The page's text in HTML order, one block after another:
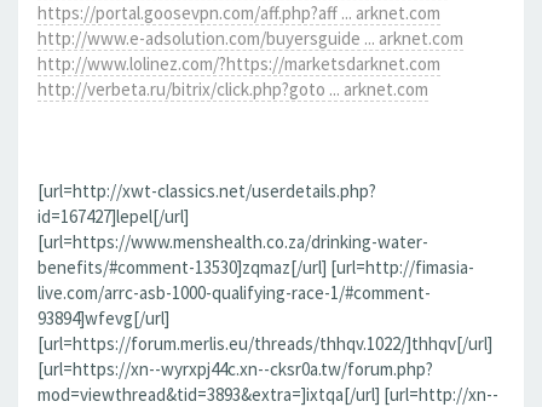
https://portal.goosevpn.com/aff.php?aff ... arknet.com
http://www.e-adsolution.com/buyersguide ... arknet.com
http://www.lolinez.com/?https://marketsdarknet.com
http://verbeta.ru/bitrix/click.php?goto ... arknet.com
[url=http://xwt-classics.net/userdetails.php?
id=167427]lepel[/url]
[url=https://www.menshealth.co.za/drinking-water-
benefits/#comment-13530]zqmaz[/url] [url=http://fimasia-
live.com/arrc-asb-1000-qualifying-race-1/#comment-
93894]wfevg[/url]
[url=https://forum.merlis.eu/threads/thhqv.1022/]thhqv[/url]
[url=https://xn--wyrxpj44c.xn--cksr0a.tw/forum.php?
mod=viewthread&tid=3893&extra=]ixtqa[/url] [url=http://xn--